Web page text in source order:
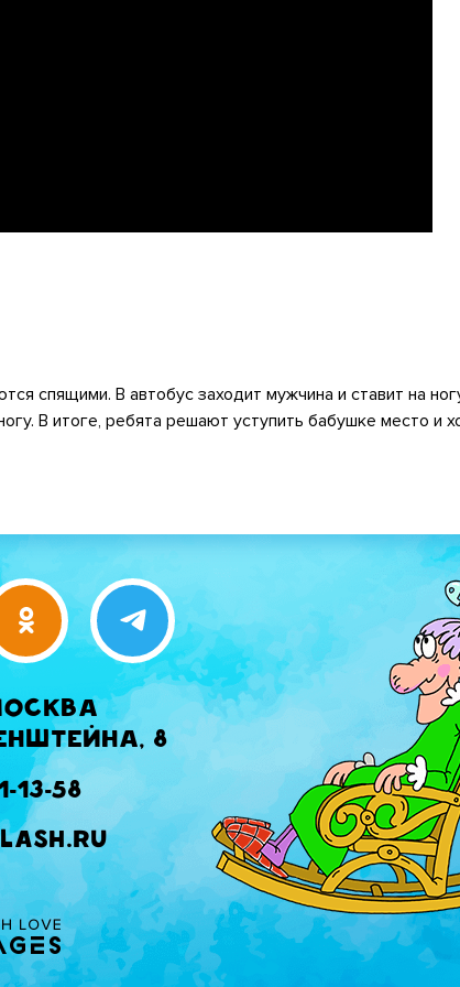
спящими. В автобус заходит мужчина и ставит на
В итоге, ребята решают уступить бабушке место и
8
13-58